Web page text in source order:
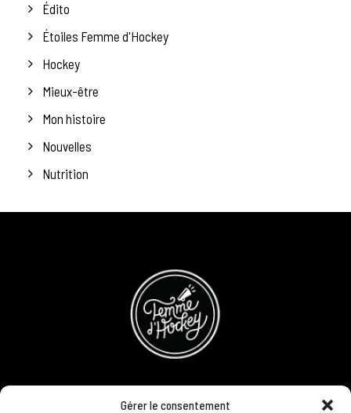
Gérer le consentement
Édito
Étoiles Femme d'Hockey
Hockey
Mieux-être
Mon histoire
Nouvelles
Nutrition
CONCOURS